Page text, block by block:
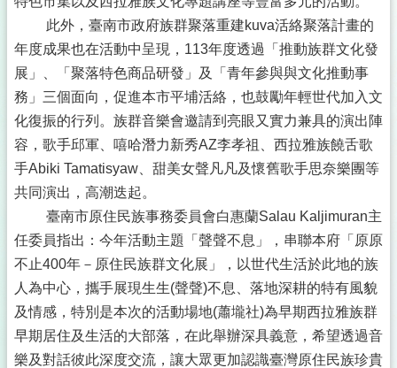
此外，臺南市政府族群聚落重建kuva活絡聚落計畫的
年度成果也在活動中呈現，113年度透過「推動族群文化發
展」、「聚落特色商品研發」及「青年參與與文化推動事
務」三個面向，促進本市平埔活絡，也鼓勵年輕世代加入文
化復振的行列。族群音樂會邀請到亮眼又實力兼具的演出陣
容，歌手邱軍、嘻哈潛力新秀AZ李孝祖、西拉雅族饒舌歌
手Abiki Tamatisyaw、甜美女聲凡凡及懷舊歌手思奈樂團等
共同演出，高潮迭起。
臺南市原住民族事務委員會白惠蘭Salau Kaljimuran主
任委員指出：今年活動主題「聲聲不息」，串聯本府「原原
不止400年－原住民族群文化展」，以世代生活於此地的族
人為中心，攜手展現生生(聲聲)不息、落地深耕的特有風貌
及情感，特別是本次的活動場地(蕭壠社)為早期西拉雅族群
早期居住及生活的大部落，在此舉辦深具義意，希望透過音
樂及對話彼此深度交流，讓大眾更加認識臺灣原住民族珍貴